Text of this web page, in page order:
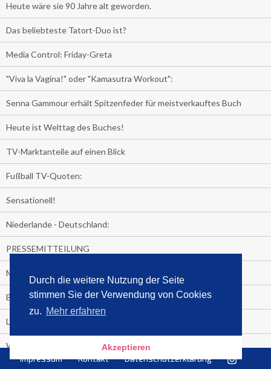
Durch die weitere Nutzung der Seite
stimmen Sie der Verwendung von Cookies
zu. Mehr erfahren
Akzeptieren
Heute wäre sie 90 Jahre alt geworden.
Das beliebteste Tatort-Duo ist?
Media Control: Friday-Greta
"Viva la Vagina!" oder "Kamasutra Workout":
Senna Gammour erhält Spitzenfeder für meistverkauftes Buch
Heute ist Welttag des Buches!
TV-Marktanteile auf einen Blick
Fußball TV-Quoten:
Sensationell!
Niederlande - Deutschland:
PRESSEMITTEILUNG
Media Control eBook-Panel
BIATHLON-WM im TV
Lagerfelds N°5
Wer schaut täglich fast sieben Stunden Fernsehen?
Impressum Kontakt Datenschutzerklärung